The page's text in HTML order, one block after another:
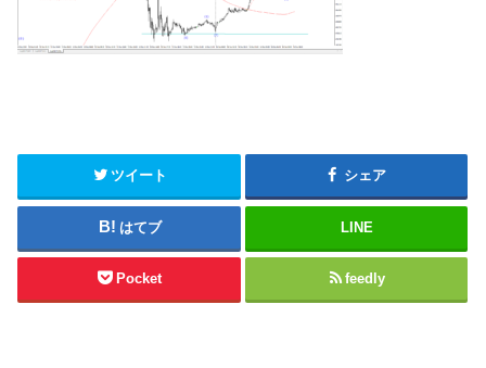
ツイート シェア
はてブ LINE
Pocket feedly